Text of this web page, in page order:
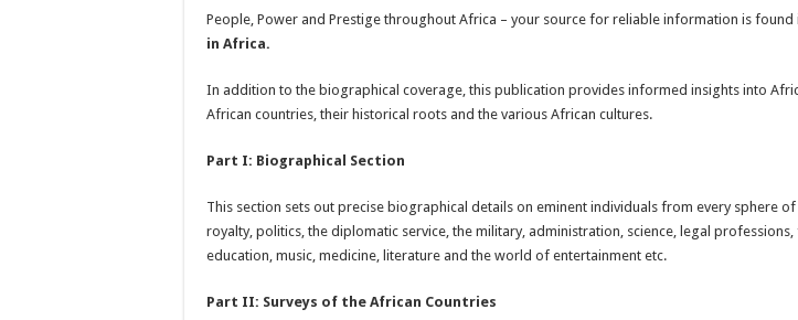
People, Power and Prestige throughout Africa – your source for reliable information is found
in Africa.
In addition to the biographical coverage, this publication provides informed insights into
African countries, their historical roots and the various African cultures.
Part I: Biographical Section
This section sets out precise biographical details on eminent individuals from every sphere of
royalty, politics, the diplomatic service, the military, administration, science, legal professions,
education, music, medicine, literature and the world of entertainment etc.
Part II: Surveys of the African Countries